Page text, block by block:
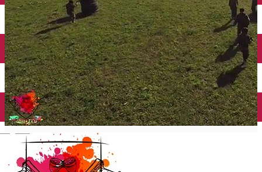
English